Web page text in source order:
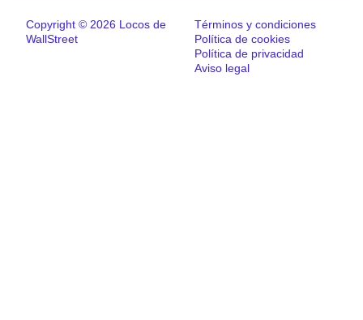
Copyright © 2026 Locos de
WallStreet
Términos y condiciones
Política de cookies
Política de privacidad
Aviso legal